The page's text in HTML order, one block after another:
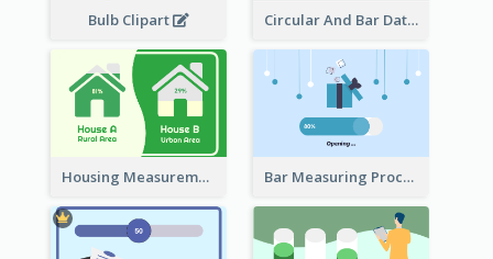
Bulb Clipart Circular And Bar Data
Housing Measurement Comparison Bar Measuring Process